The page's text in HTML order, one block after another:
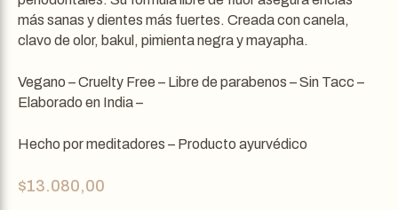
más sanas y dientes más fuertes. Creada con canela,
clavo de olor, bakul, pimienta negra y mayapha.
Vegano – Cruelty Free – Libre de parabenos – Sin Tacc –
Elaborado en India –
Hecho por meditadores – Producto ayurvédico
$13.080,00